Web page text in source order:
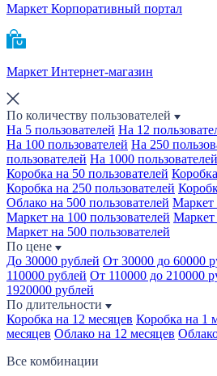
Маркет Корпоративный портал
Маркет Интернет-магазин
По количеству пользователей
На 5 пользователей На 12
На 100 пользователей На 250
пользователей На 1000 пользователей
Коробка на 50 пользователей
Коробка на 250 пользователей
Облако на 500 пользователей Маркет
Маркет на 100 пользователей Маркет
Маркет на 500 пользователей
По цене
До 30000 рублей От 30000 до 60000
110000 рублей От 110000 до 210000
1920000 рублей
По длительности
Коробка на 12 месяцев Коробка на 1
месяцев Облако на 12 месяцев
Все комбинации